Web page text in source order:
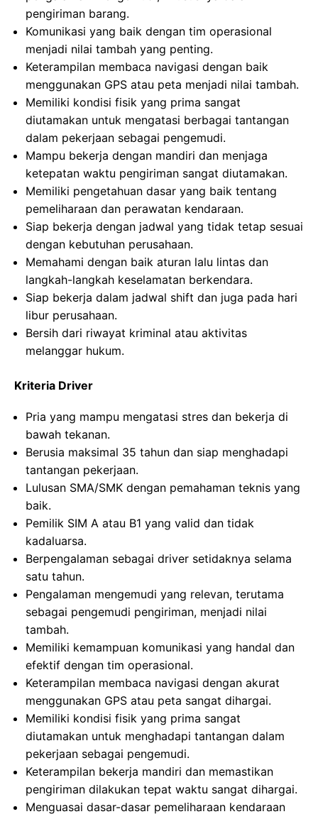
pengiriman barang.
Komunikasi yang baik dengan tim operasional
menjadi nilai tambah yang penting.
Keterampilan membaca navigasi dengan baik
menggunakan GPS atau peta menjadi nilai tambah.
Memiliki kondisi fisik yang prima sangat
diutamakan untuk mengatasi berbagai tantangan
dalam pekerjaan sebagai pengemudi.
Mampu bekerja dengan mandiri dan menjaga
ketepatan waktu pengiriman sangat diutamakan.
Memiliki pengetahuan dasar yang baik tentang
pemeliharaan dan perawatan kendaraan.
Siap bekerja dengan jadwal yang tidak tetap sesuai
dengan kebutuhan perusahaan.
Memahami dengan baik aturan lalu lintas dan
langkah-langkah keselamatan berkendara.
Siap bekerja dalam jadwal shift dan juga pada hari
libur perusahaan.
Bersih dari riwayat kriminal atau aktivitas
melanggar hukum.
Kriteria Driver
Pria yang mampu mengatasi stres dan bekerja di
bawah tekanan.
Berusia maksimal 35 tahun dan siap menghadapi
tantangan pekerjaan.
Lulusan SMA/SMK dengan pemahaman teknis yang
baik.
Pemilik SIM A atau B1 yang valid dan tidak
kadaluarsa.
Berpengalaman sebagai driver setidaknya selama
satu tahun.
Pengalaman mengemudi yang relevan, terutama
sebagai pengemudi pengiriman, menjadi nilai
tambah.
Memiliki kemampuan komunikasi yang handal dan
efektif dengan tim operasional.
Keterampilan membaca navigasi dengan akurat
menggunakan GPS atau peta sangat dihargai.
Memiliki kondisi fisik yang prima sangat
diutamakan untuk menghadapi tantangan dalam
pekerjaan sebagai pengemudi.
Keterampilan bekerja mandiri dan memastikan
pengiriman dilakukan tepat waktu sangat dihargai.
Menguasai dasar-dasar pemeliharaan kendaraan